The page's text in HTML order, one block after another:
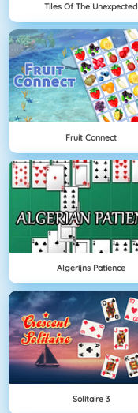
Tiles Of The Unexpected
Fruit Connect
Algerijns Patience
Solitaire 3